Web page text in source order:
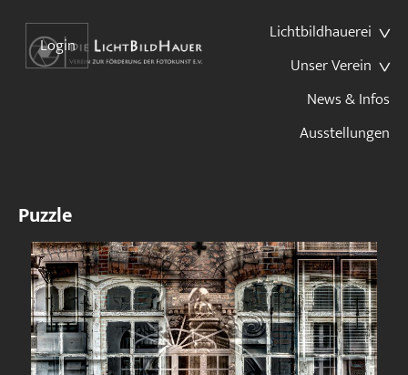
Lichtbildhauerei
Unser Verein
News & Infos
Ausstellungen
Login
Puzzle